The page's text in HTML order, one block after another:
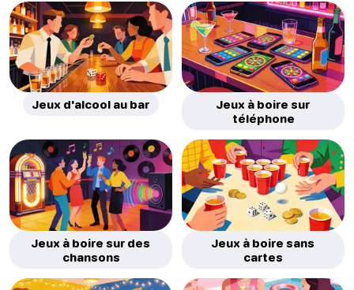
Jeux d'alcool au bar
Jeux à boire sur
téléphone
Jeux à boire sur des
chansons
Jeux à boire sans
cartes